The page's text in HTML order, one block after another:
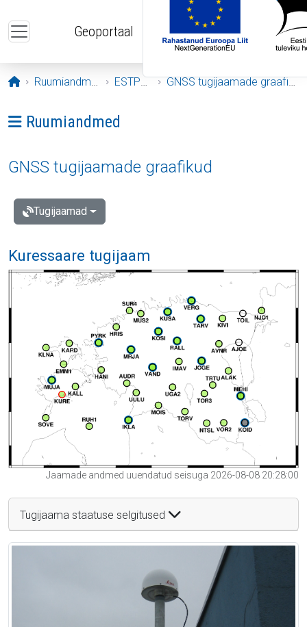
Geoportaal
Avaleht
Ruumiandmed ESTPOS GNSS tugijaamade graafikud
Ava menüü: Ruumiandmed
Ruumiandmed
GNSS tugijaamade graafikud
Tugijaamad
Kuressaare tugijaam
Jaamade andmed uuendatud seisuga 2026-08-08 20:28:00
Tugijaama staatuse selgitused